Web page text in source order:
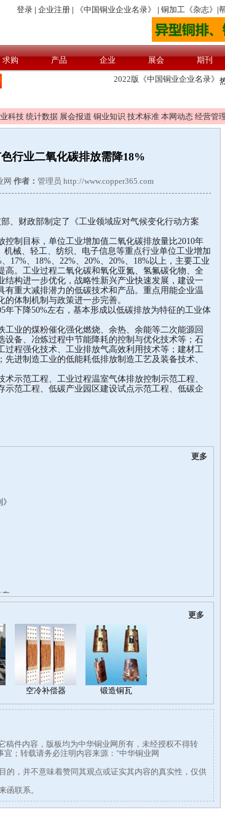
科技 统计数据 展会报道 铜业知识 技术标准 本网动态 经营管
行业二氧化碳排放需降18%
网 作者： 管理员 http://www.copper365.com
财政部制定了《工业领域应对气候变化行动方案
制目标，单位工业增加值二氧化碳排放量比2010年
械、轻工、纺织、电子信息等重点行业单位工业增加
17%、18%、22%、20%、20%、18%以上，主要工业
。工业过程二氧化碳和氧化亚氮、氢氟碳化物、全
构进一步优化，战略性新兴产业快速发展，建设一
重大减排潜力的低碳技术和产品。重点用能企业温
体制机制与政策进一步完善。
下降50%左右，基本形成以低碳排放为特征的工业体
业的煤粉催化强化燃烧、余热、余能等二次能源回
备、冶炼过程中节能降耗的控制与优化技术等；石
程强化技术、工业排放气高效利用技术等；建材工
进制造工业的低能耗低排放制造工艺及装备技术、
范工程、工业过程温室气体排放控制示范工程、
范工程、低碳产业园区建设试点示范工程、低碳企
更多
更多
稿件内容，版板均为中华铜业网所有，未经授权不得转
；转载请务必注明内容来源："中华铜业网
的，并不意味着赞同其观点或证实其内容的真实性，仅供
函联系。